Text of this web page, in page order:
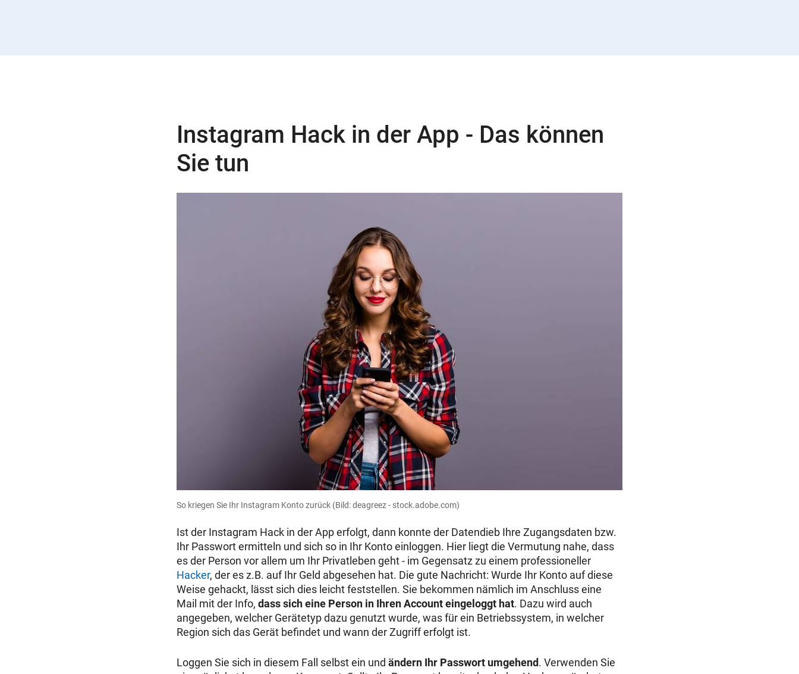
Instagram Hack in der App - Das können
Sie tun
So kriegen Sie Ihr Instagram Konto zurück (Bild: deagreez - stock.adobe.com)
Ist der Instagram Hack in der App erfolgt, dann konnte der Datendieb Ihre Zugangsdaten bzw.
Ihr Passwort ermitteln und sich so in Ihr Konto einloggen. Hier liegt die Vermutung nahe, dass
es der Person vor allem um Ihr Privatleben geht - im Gegensatz zu einem professioneller
Hacker, der es z.B. auf Ihr Geld abgesehen hat. Die gute Nachricht: Wurde Ihr Konto auf diese
Weise gehackt, lässt sich dies leicht feststellen. Sie bekommen nämlich im Anschluss eine
Mail mit der Info, dass sich eine Person in Ihren Account eingeloggt hat. Dazu wird auch
angegeben, welcher Gerätetyp dazu genutzt wurde, was für ein Betriebssystem, in welcher
Region sich das Gerät befindet und wann der Zugriff erfolgt ist.
Loggen Sie sich in diesem Fall selbst ein und ändern Ihr Passwort umgehend. Verwenden Sie